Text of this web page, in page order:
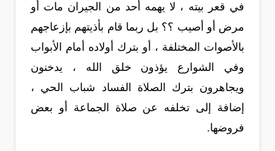
في قعر بيته ، لا يهمه أحد من الجيران مات أو
مرض أو أصيب ؟؟ بل ربما قام بأذيتهم بإزعاجهم
بالأصوات المختلفة ، أو بترك أولاده أمام الأبواب
وفي الشوارع يؤذون خلق الله ، يدخنون
ويجاهرون بترك الصلاة الفساد شباب الحي ،
إضافة إلى تخلفه عن صلاة الجماعة أو بعض
فروضها.